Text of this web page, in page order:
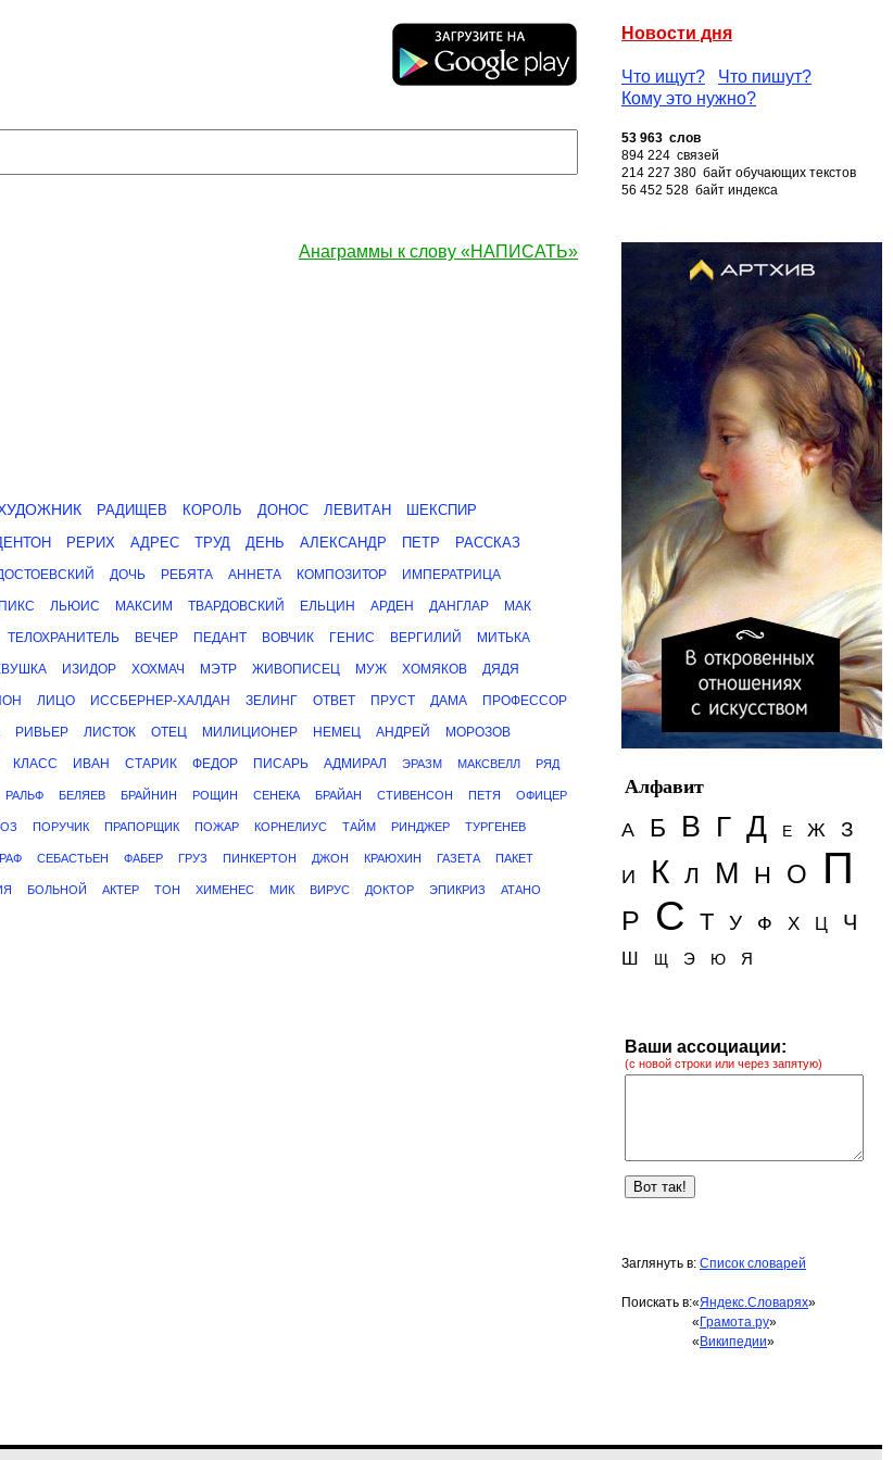
Новости дня
Что ищут?
Что пишут?
Кому это нужно?
53 963 слов
894 224 связей
214 227 380 байт обучающих текстов
56 452 528 байт индекса
Анаграммы к слову «НАПИСАТЬ»
РАДИЩЕВ КОРОЛЬ ДОНОС ЛЕВИТАН
ШЕКСПИР
РЕРИХ АДРЕС ТРУД ДЕНЬ АЛЕКСАНДР ПЕТР
РАССКАЗ
ДОЧЬ РЕБЯТА АННЕТА КОМПОЗИТОР ИМПЕРАТРИЦА
ПИКС ЛЬЮИС МАКСИМ ТВАРДОВСКИЙ ЕЛЬЦИН АРДЕН ДАНГЛАР МАК
ТЕЛОХРАНИТЕЛЬ ВЕЧЕР ПЕДАНТ ВОВЧИК ГЕНИС ВЕРГИЛИЙ МИТЬКА
ИЗИДОР ХОХМАЧ МЭТР ЖИВОПИСЕЦ МУЖ ХОМЯКОВ ДЯДЯ
ЛИЦО ИССБЕРНЕР-ХАЛДАН ЗЕЛИНГ ОТВЕТ ПРУСТ ДАМА ПРОФЕССОР
РИВЬЕР ЛИСТОК ОТЕЦ МИЛИЦИОНЕР НЕМЕЦ АНДРЕЙ МОРОЗОВ
КЛАСС ИВАН СТАРИК ФЕДОР ПИСАРЬ АДМИРАЛ ЭРАЗМ МАКСВЕЛЛ РЯД
РАЛЬФ БЕЛЯЕВ БРАЙНИН РОЩИН СЕНЕКА БРАЙАН СТИВЕНСОН ПЕТЯ ОФИЦЕР
ПОРУЧИК ПРАПОРЩИК ПОЖАР КОРНЕЛИУС ТАЙМ РИНДЖЕР ТУРГЕНЕВ
СЕБАСТЬЕН ФАБЕР ГРУЗ ПИНКЕРТОН ДЖОН КРАЮХИН ГАЗЕТА ПАКЕТ
БОЛЬНОЙ АКТЕР ТОН ХИМЕНЕС МИК ВИРУС ДОКТОР ЭПИКРИЗ АТАНО
Алфавит
А
Б В Г Д Е Ж З
И К Л М Н О П
Р С Т У Ф Х Ц Ч
Ш Щ Э Ю Я
Ваши ассоциации:
(с новой строки или через запятую)
Заглянуть в: Список словарей
Поискать в:«Яндекс.Словарях»
« Грамота.ру»
« Википедии»